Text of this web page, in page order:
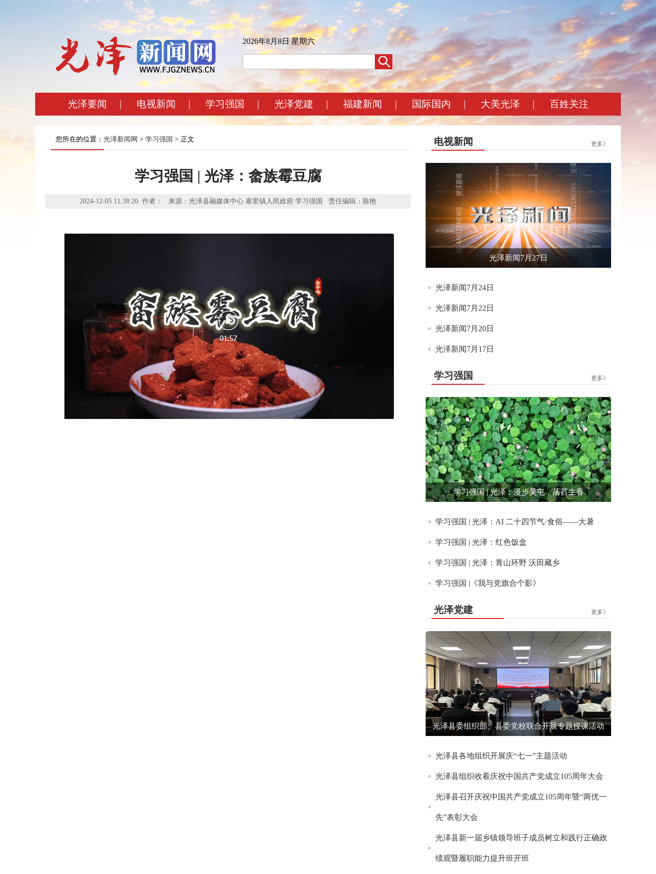
2026年8月8日 星期六
光泽要闻 | 电视新闻 | 学习强国 | 光泽党建 | 福建新闻 | 国际国内 | 大美光泽 | 百姓关注
您所在的位置： 光泽新闻网 > 学习强国 > 正文
学习强国 | 光泽：畲族霉豆腐
2024-12-05 11:38:20 作者： 来源：光泽县融媒体中心 寨里镇人民政府 学习强国 责任编辑：陈艳
更多》
电视新闻
光泽新闻7月27日
光泽新闻7月24日
光泽新闻7月22日
光泽新闻7月20日
光泽新闻7月17日
更多》
学习强国
学习强国 | 光泽：漫步吴屯，菡萏生香
学习强国 | 光泽：AI 二十四节气·食俗——大暑
学习强国 | 光泽：红色饭盒
学习强国 | 光泽：青山环野 沃田藏乡
学习强国 |《我与党旗合个影》
更多》
光泽党建
光泽县委组织部、县委党校联合开展专题授课活动
光泽县各地组织开展庆“七一”主题活动
光泽县组织收看庆祝中国共产党成立105周年大会
光泽县召开庆祝中国共产党成立105周年暨“两优一
先”表彰大会
光泽县新一届乡镇领导班子成员树立和践行正确政
绩观暨履职能力提升班开班